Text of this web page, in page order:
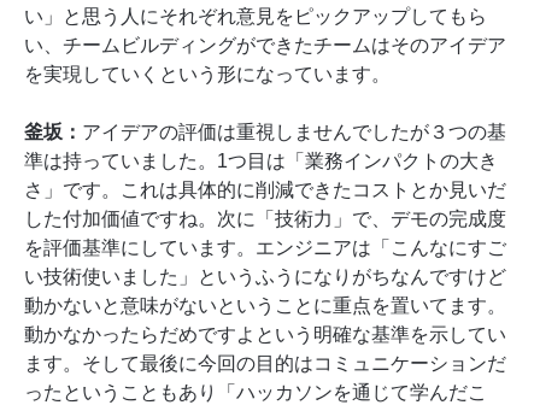
い」と思う人にそれぞれ意見をピックアップしてもら
い、チームビルディングができたチームはそのアイデア
を実現していくという形になっています。
釜坂： アイデアの評価は重視しませんでしたが３つの基
準は持っていました。1つ目は「業務インパクトの大き
さ」です。これは具体的に削減できたコストとか見いだ
した付加価値ですね。次に「技術力」で、デモの完成度
を評価基準にしています。エンジニアは「こんなにすご
い技術使いました」というふうになりがちなんですけど
動かないと意味がないということに重点を置いてます。
動かなかったらだめですよという明確な基準を示してい
ます。そして最後に今回の目的はコミュニケーションだ
ったということもあり「ハッカソンを通じて学んだこ